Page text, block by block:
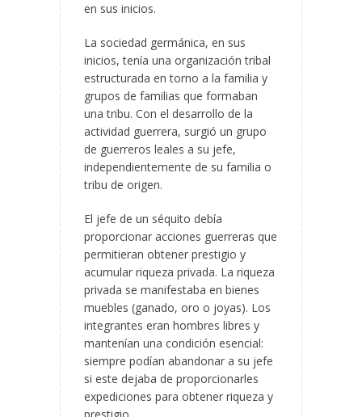
en sus inicios.
La sociedad germánica, en sus
inicios, tenía una organización tribal
estructurada en torno a la familia y
grupos de familias que formaban
una tribu. Con el desarrollo de la
actividad guerrera, surgió un grupo
de guerreros leales a su jefe,
independientemente de su familia o
tribu de origen.
El jefe de un séquito debía
proporcionar acciones guerreras que
permitieran obtener prestigio y
acumular riqueza privada. La riqueza
privada se manifestaba en bienes
muebles (ganado, oro o joyas). Los
integrantes eran hombres libres y
mantenían una condición esencial:
siempre podían abandonar a su jefe
si este dejaba de proporcionarles
expediciones para obtener riqueza y